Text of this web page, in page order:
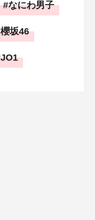
なにわ男子
櫻坂46
JO1